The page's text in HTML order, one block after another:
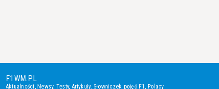
F1WM.PL
Aktualności, Newsy, Testy, Artykuły, Słowniczek pojęć F1, Polacy